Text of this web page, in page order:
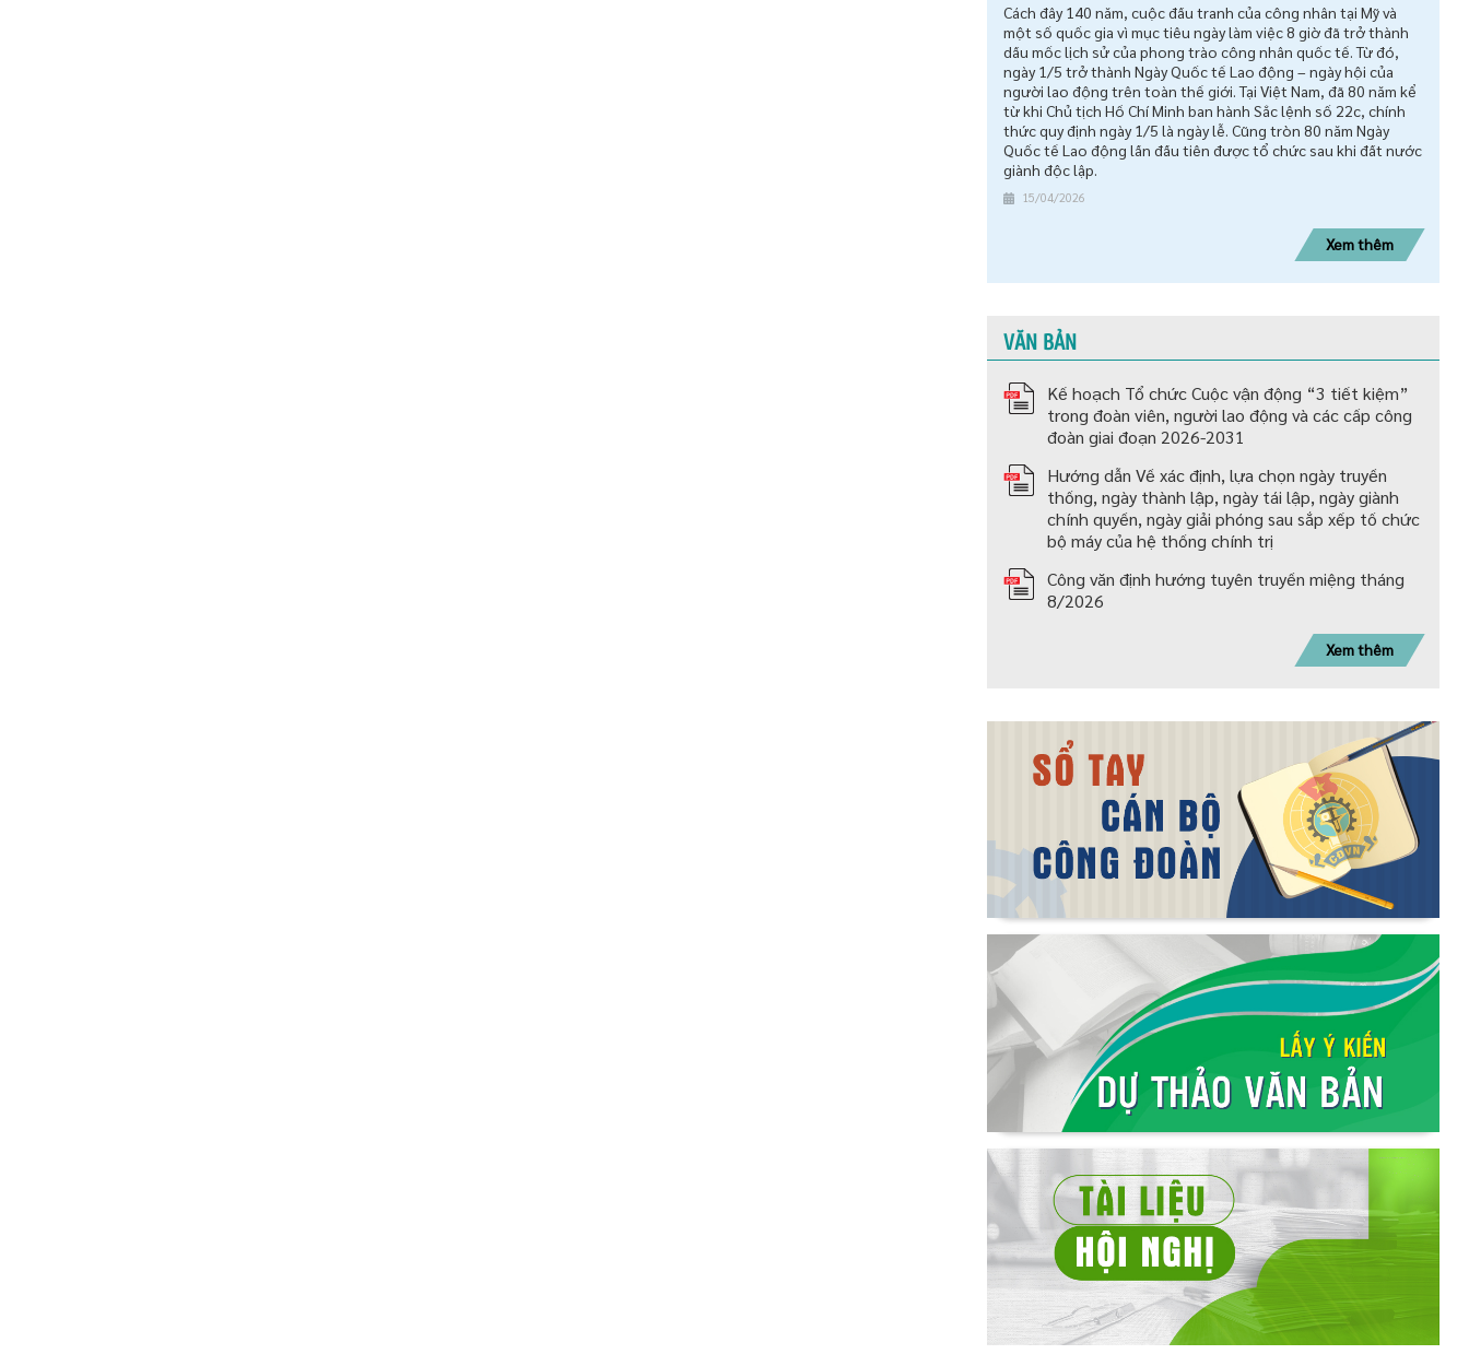
Cách đây 140 năm, cuộc đấu tranh của công nhân tại Mỹ và
một số quốc gia vì mục tiêu ngày làm việc 8 giờ đã trở thành
dấu mốc lịch sử của phong trào công nhân quốc tế. Từ đó,
ngày 1/5 trở thành Ngày Quốc tế Lao động – ngày hội của
người lao động trên toàn thế giới. Tại Việt Nam, đã 80 năm kể
từ khi Chủ tịch Hồ Chí Minh ban hành Sắc lệnh số 22c, chính
thức quy định ngày 1/5 là ngày lễ. Cũng tròn 80 năm Ngày
Quốc tế Lao động lần đầu tiên được tổ chức sau khi đất nước
giành độc lập.
15/04/2026
Xem thêm
VĂN BẢN
Kế hoạch Tổ chức Cuộc vận động “3 tiết kiệm”
trong đoàn viên, người lao động và các cấp công
đoàn giai đoạn 2026-2031
Hướng dẫn Về xác định, lựa chọn ngày truyền
thống, ngày thành lập, ngày tái lập, ngày giành
chính quyền, ngày giải phóng sau sắp xếp tố chức
bộ máy của hệ thống chính trị
Công văn định hướng tuyên truyền miệng tháng
8/2026
Xem thêm